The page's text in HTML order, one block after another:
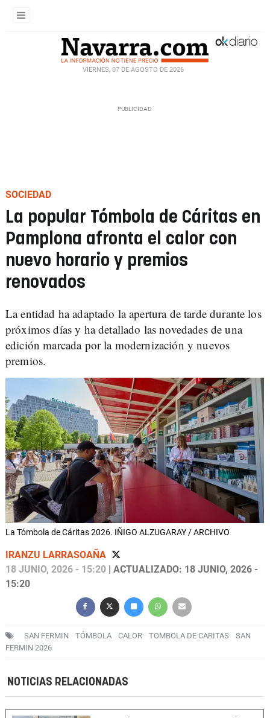
VIERNES, 07 DE AGOSTO DE 2026
SOCIEDAD
La popular Tómbola de Cáritas en
Pamplona afronta el calor con
nuevo horario y premios
renovados
La entidad ha adaptado la apertura de tarde durante los
próximos días y ha detallado las novedades de una
edición marcada por la modernización y nuevos
premios.
La Tómbola de Cáritas 2026. IÑIGO ALZUGARAY / ARCHIVO
IRANZU LARRASOAÑA
18 JUNIO, 2026 - 15:20 | ACTUALIZADO: 18 JUNIO, 2026 -
15:20
SAN FERMIN TÓMBOLA CALOR TOMBOLA DE CARITAS
SAN
FERMIN 2026
NOTICIAS RELACIONADAS